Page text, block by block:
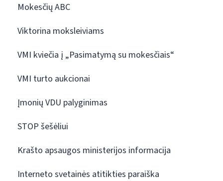
Mokesčių ABC
Viktorina moksleiviams
VMI kviečia į „Pasimatymą su mokesčiais“
VMI turto aukcionai
Įmonių VDU palyginimas
STOP šešėliui
Krašto apsaugos ministerijos informacija
Interneto svetainės atitikties paraiška